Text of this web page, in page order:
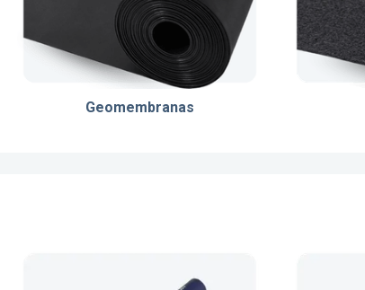
Geomembranas